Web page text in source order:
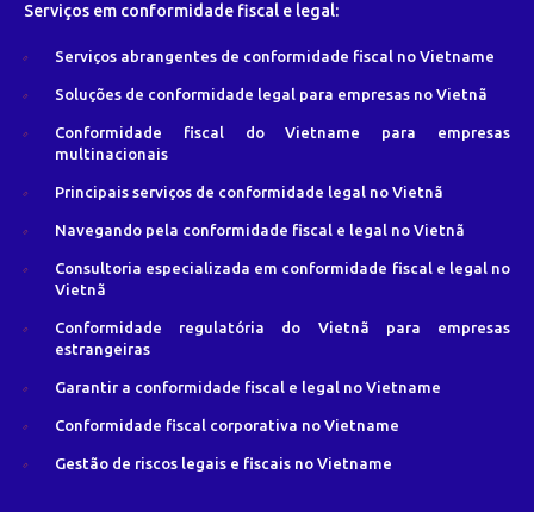
Serviços em conformidade fiscal e legal:
Serviços abrangentes de conformidade fiscal no Vietname
Soluções de conformidade legal para empresas no Vietnã
Conformidade fiscal do Vietname para empresas
multinacionais
Principais serviços de conformidade legal no Vietnã
Navegando pela conformidade fiscal e legal no Vietnã
Consultoria especializada em conformidade fiscal e legal no
Vietnã
Conformidade regulatória do Vietnã para empresas
estrangeiras
Garantir a conformidade fiscal e legal no Vietname
Conformidade fiscal corporativa no Vietname
Gestão de riscos legais e fiscais no Vietname